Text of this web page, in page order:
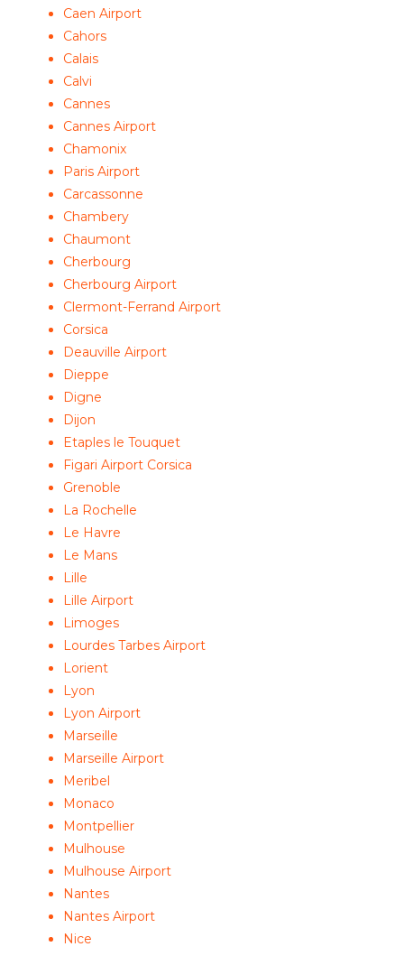
Caen Airport
Cahors
Calais
Calvi
Cannes
Cannes Airport
Chamonix
Paris Airport
Carcassonne
Chambery
Chaumont
Cherbourg
Cherbourg Airport
Clermont-Ferrand Airport
Corsica
Deauville Airport
Dieppe
Digne
Dijon
Etaples le Touquet
Figari Airport Corsica
Grenoble
La Rochelle
Le Havre
Le Mans
Lille
Lille Airport
Limoges
Lourdes Tarbes Airport
Lorient
Lyon
Lyon Airport
Marseille
Marseille Airport
Meribel
Monaco
Montpellier
Mulhouse
Mulhouse Airport
Nantes
Nantes Airport
Nice